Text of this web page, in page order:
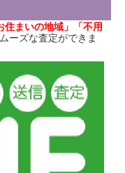
まいの地域」「不用
ーズな査定ができま